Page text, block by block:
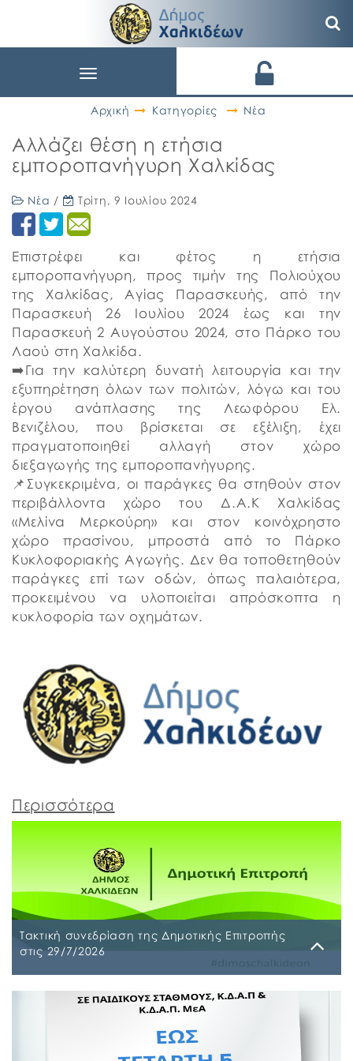
Toggle
Αρχική
Κατηγορίες Νέα
Αλλάζει θέση η ετήσια
εμποροπανήγυρη Χαλκίδας
Νέα / Τρίτη, 9 Ιουλίου 2024
Επιστρέφει και φέτος η ετήσια
εμποροπανήγυρη, προς τιμήν της Πολιούχου
της Χαλκίδας, Αγίας Παρασκευής, από την
Παρασκευή 26 Ιουλίου 2024 έως και την
Παρασκευή 2 Αυγούστου 2024, στο Πάρκο του
Λαού στη Χαλκίδα.
➡️Για την καλύτερη δυνατή λειτουργία και την
εξυπηρέτηση όλων των πολιτών, λόγω και του
έργου ανάπλασης της Λεωφόρου Ελ.
Βενιζέλου, που βρίσκεται σε εξέλιξη, έχει
πραγματοποιηθεί αλλαγή στον χώρο
διεξαγωγής της εμποροπανήγυρης.
📌Συγκεκριμένα, οι παράγκες θα στηθούν στον
περιβάλλοντα χώρο του Δ.Α.Κ Χαλκίδας
«Μελίνα Μερκούρη» και στον κοινόχρηστο
χώρο πρασίνου, μπροστά από το Πάρκο
Κυκλοφοριακής Αγωγής. Δεν θα τοποθετηθούν
παράγκες επί των οδών, όπως παλαιότερα,
προκειμένου να υλοποιείται απρόσκοπτα η
κυκλοφορία των οχημάτων.
Περισσότερα
Τακτική συνεδρίαση της Δημοτικής Επιτροπής
στις 29/7/2026
Τακτική συνεδρίαση της Δημοτικής Επιτροπής θα
διεξαχθεί στο Δημοτικό Κατάστημα επί των οδών
Ληλαντίων και Μεγασθένους 34, την Τετάρτη 29